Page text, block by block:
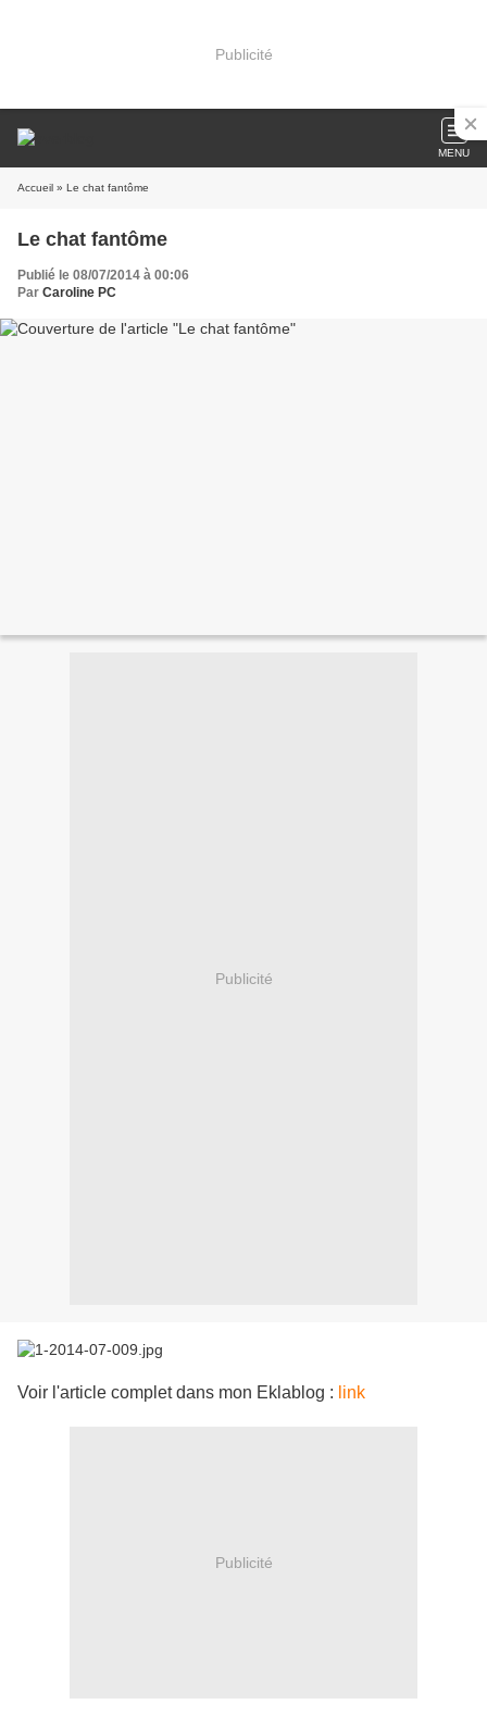
Publicité
MENU
Accueil » Le chat fantôme
Le chat fantôme
Publié le 08/07/2014 à 00:06
Par Caroline PC
Publicité
Voir l'article complet dans mon Eklablog : link
Publicité